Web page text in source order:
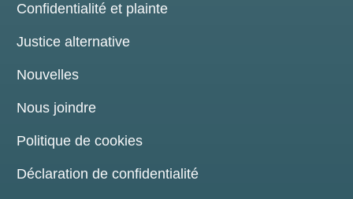
Confidentialité et plainte
Justice alternative
Nouvelles
Nous joindre
Politique de cookies
Déclaration de confidentialité